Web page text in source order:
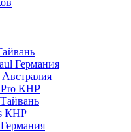
Германия
КНР
КНР